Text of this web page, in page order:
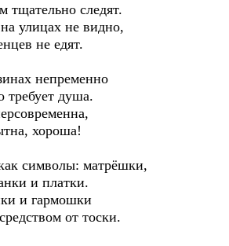
тщательно следят.
улицах не видно,
не едят.
непременно
требует душа.
хороша!
символы: матрёшки,
и платки.
и гармошки
от тоски.